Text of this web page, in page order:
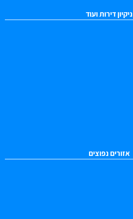
ניקיון דירות ועוד
אזורים נפוצים